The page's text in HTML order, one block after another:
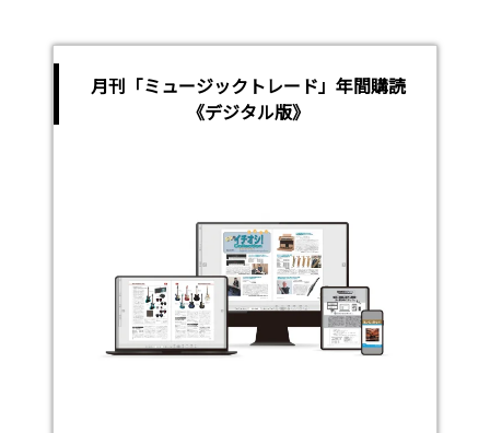
月刊「ミュージックトレード」年間購読
《デジタル版》